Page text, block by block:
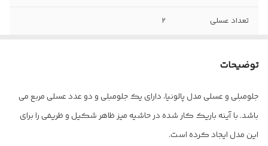
تعداد عسلی 2
ابعاد عسلی
توضیحات
جلومبلی و عسلی مدل پالونیا، دارای یک جلومبلی و دو عدد عسلی مربع می
باشد. با آینه باریک کار شده در حاشیه میز ظاهر شکیل و ظریفی را برای
این مدل ایجاد کرده است.